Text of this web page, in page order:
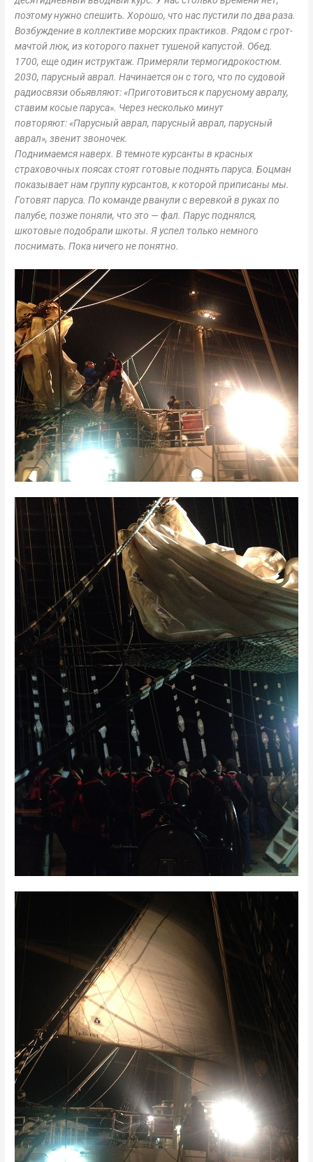
поэтому нужно спешить. Хорошо, что нас пустили по два раза.
Возбуждение в коллективе морских практиков. Рядом с грот-
мачтой люк, из которого пахнет тушеной капустой. Обед.
1700, еще один иструктаж. Примеряли термогидрокостюм.
2030, парусный аврал. Начинается он с того, что по судовой
радиосвязи обьявляют: «Приготовиться к парусному авралу,
ставим косые паруса». Через несколько минут
повторяют: «Парусный аврал, парусный аврал, парусный
аврал», звенит звоночек.
Поднимаемся наверх. В темноте курсанты в красных
страховочных поясах стоят готовые поднять паруса. Боцман
показывает нам группу курсантов, к которой приписаны мы.
Готовят паруса. По команде рванули с веревкой в руках по
палубе, позже поняли, что это — фал. Парус поднялся,
шкотовые подобрали шкоты. Я успел только немного
поснимать. Пока ничего не понятно.